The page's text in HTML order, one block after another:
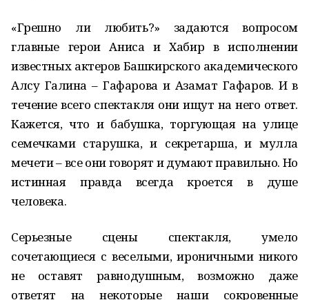
«Грешно ли любить?» задаются вопросом
главные герои Аниса и Хабир в исполнении
известных актеров Башкирского академического
Алсу Галина – Гафарова и Азамат Гафаров. И в
течение всего спектакля они ищут на него ответ.
Кажется, что и бабушка, торгующая на улице
семечками старушка, и секретарша, и мулла
мечети – все они говорят и думают правильно. Но
истинная правда всегда кроется в душе
человека.
Серьезные сцены спектакля, умело
сочетающиеся с веселыми, ироничными никого
не оставят равнодушным, возможно даже
ответят на некоторые наши сокровенные